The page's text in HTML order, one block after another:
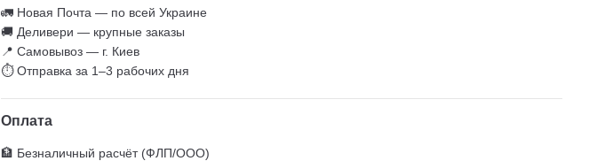
🚛 Новая Почта — по всей Украине
🚚 Деливери — крупные заказы
📍 Самовывоз — г. Киев
⏱ Отправка за 1–3 рабочих дня
Оплата
🏦 Безналичный расчёт (ФЛП/ООО)